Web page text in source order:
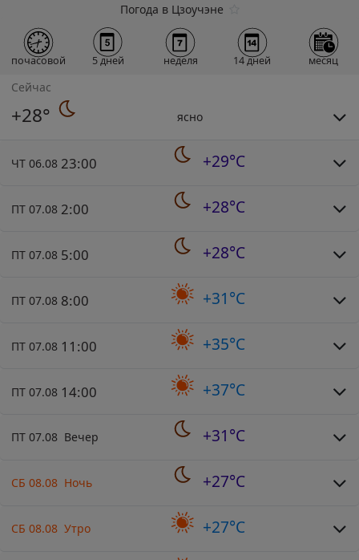
Погода в Цзоучэне
почасовой 5 дней неделя 14 дней месяц
Сейчас
+28° ясно
ЧТ 06.08 23:00 +29°C
ПТ 07.08 2:00 +28°C
ПТ 07.08 5:00 +28°C
ПТ 07.08 8:00 +31°C
ПТ 07.08 11:00 +35°C
ПТ 07.08 14:00 +37°C
ПТ 07.08 Вечер +31°C
СБ 08.08 Ночь +27°C
СБ 08.08 Утро +27°C